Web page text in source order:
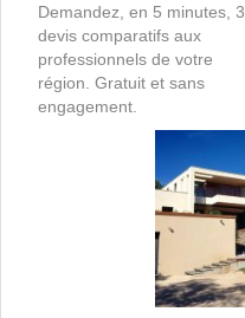
Demandez, en 5 minutes, 3
devis comparatifs aux
professionnels de votre
région. Gratuit et sans
engagement.